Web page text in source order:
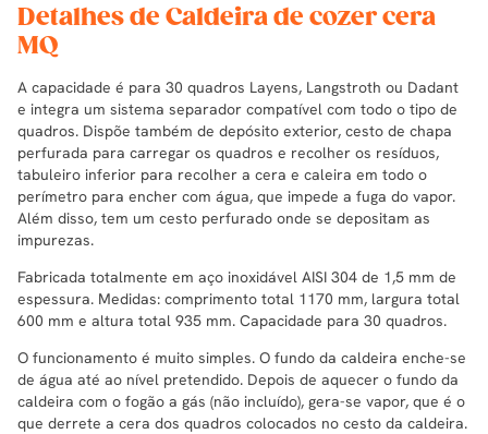
Detalhes de Caldeira de cozer cera
MQ
A capacidade é para 30 quadros Layens, Langstroth ou Dadant
e integra um sistema separador compatível com todo o tipo de
quadros. Dispõe também de depósito exterior, cesto de chapa
perfurada para carregar os quadros e recolher os resíduos,
tabuleiro inferior para recolher a cera e caleira em todo o
perímetro para encher com água, que impede a fuga do vapor.
Além disso, tem um cesto perfurado onde se depositam as
impurezas.
Fabricada totalmente em aço inoxidável AISI 304 de 1,5 mm de
espessura. Medidas: comprimento total 1170 mm, largura total
600 mm e altura total 935 mm. Capacidade para 30 quadros.
O funcionamento é muito simples. O fundo da caldeira enche-se
de água até ao nível pretendido. Depois de aquecer o fundo da
caldeira com o fogão a gás (não incluído), gera-se vapor, que é o
que derrete a cera dos quadros colocados no cesto da caldeira.